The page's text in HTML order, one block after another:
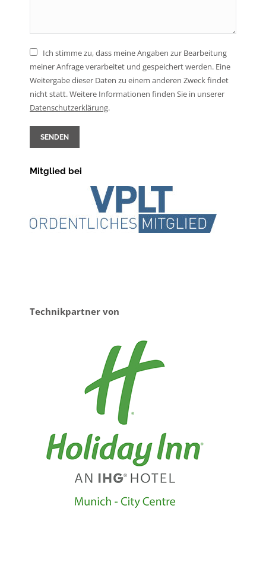
Ich stimme zu, dass meine Angaben zur Bearbeitung
meiner Anfrage verarbeitet und gespeichert werden. Eine
Weitergabe dieser Daten zu einem anderen Zweck findet
nicht statt. Weitere Informationen finden Sie in unserer
Daten­schutz­erklärung.
SENDEN
Mitglied bei
Technikpartner von